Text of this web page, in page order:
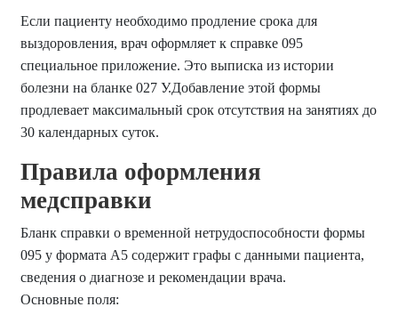
Если пациенту необходимо продление срока для
выздоровления, врач оформляет к справке 095
специальное приложение. Это выписка из истории
болезни на бланке 027 У.Добавление этой формы
продлевает максимальный срок отсутствия на занятиях до
30 календарных суток.
Правила оформления
медсправки
Бланк справки о временной нетрудоспособности формы
095 у формата А5 содержит графы с данными пациента,
сведения о диагнозе и рекомендации врача.
Основные поля: